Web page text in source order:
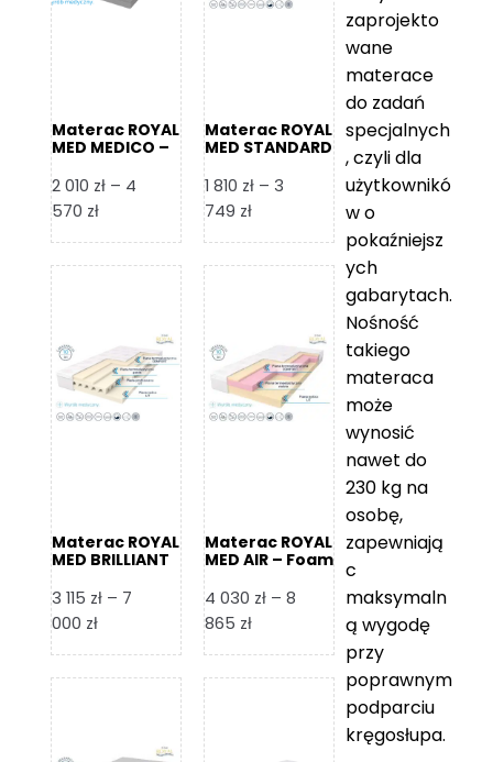
Materac ROYAL
MED MEDICO –
2 010 zł – 4
570 złZakres
od
4
570 zł
Materac ROYAL
MED STANDARD
1 810 zł – 3
749 złZakres
od
3
749 zł
Materac ROYAL
MED BRILLIANT
3 115 zł – 7
000 złZakres
od
Materac ROYAL
MED AIR – Foam
4 030 zł – 8
865 złZakres
od
zaprojekto
wane
materace
do zadań
specjalnych
, czyli dla
użytkownikó
w o
pokaźniejsz
ych
gabarytach.
Nośność
takiego
materaca
może
wynosić
nawet do
230 kg na
osobę,
zapewniają
c
maksymaln
ą wygodę
przy
poprawnym
podparciu
kręgosłupa.